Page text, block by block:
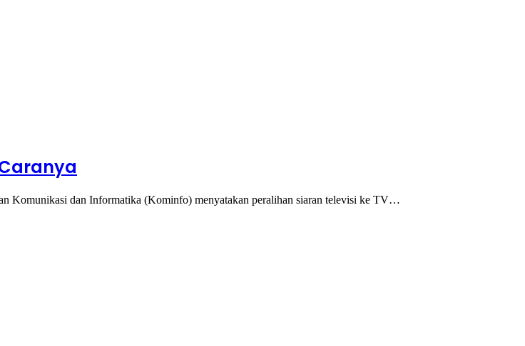
Komunikasi dan Informatika (Kominfo) menyatakan peralihan siaran televisi ke TV…